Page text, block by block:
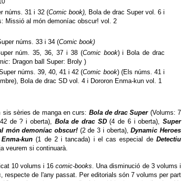
núms. 31 i 32 (Comic book), Bola de drac Super vol. 6 i
Missió al món demoníac obscur! vol. 2
núms. 33 i 34 (Comic book)
núm. 35, 36, 37 i 38 (Comic book) i Bola de drac
: Dragon ball Super: Broly )
núms. 39, 40, 41 i 42 (Comic book) (Els núms. 41 i
Bola de drac SD vol. 4 i Dororon Enma-kun vol. 1
sèries de manga en curs: Bola de drac Super(Volums: 7
de ? i oberta), Bola de drac SD(4 de 6 i oberta),Super
món demoníac obscur! (2 de 3 i oberta),Dynamic Heroes
kun(1 de 2 i tancada) i el cas especial deDetectiu
veurem si continuarà.
10 volums i 16comic-books . Una disminució de 3 volums i
, respecte de l'any passat. Per editorials són 7 volums per part